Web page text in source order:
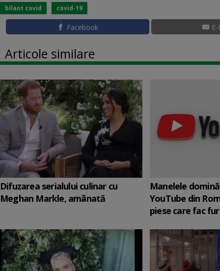
bilant covid covid-19
Facebook
Articole similare
Difuzarea serialului culinar cu
Meghan Markle, amânată
Manelele
YouTube din
piese care fac